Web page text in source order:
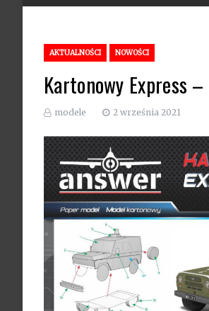
AKTUALNOŚCI NOWOŚCI
Kartonowy Express
modele 2 września 2021